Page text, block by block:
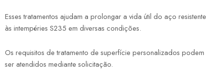
Esses tratamentos ajudam a prolongar a vida útil do aço resistente
às intempéries S235 em diversas condições.
Os requisitos de tratamento de superfície personalizados podem
ser atendidos mediante solicitação.